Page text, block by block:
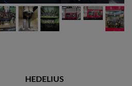
HEDELIUS